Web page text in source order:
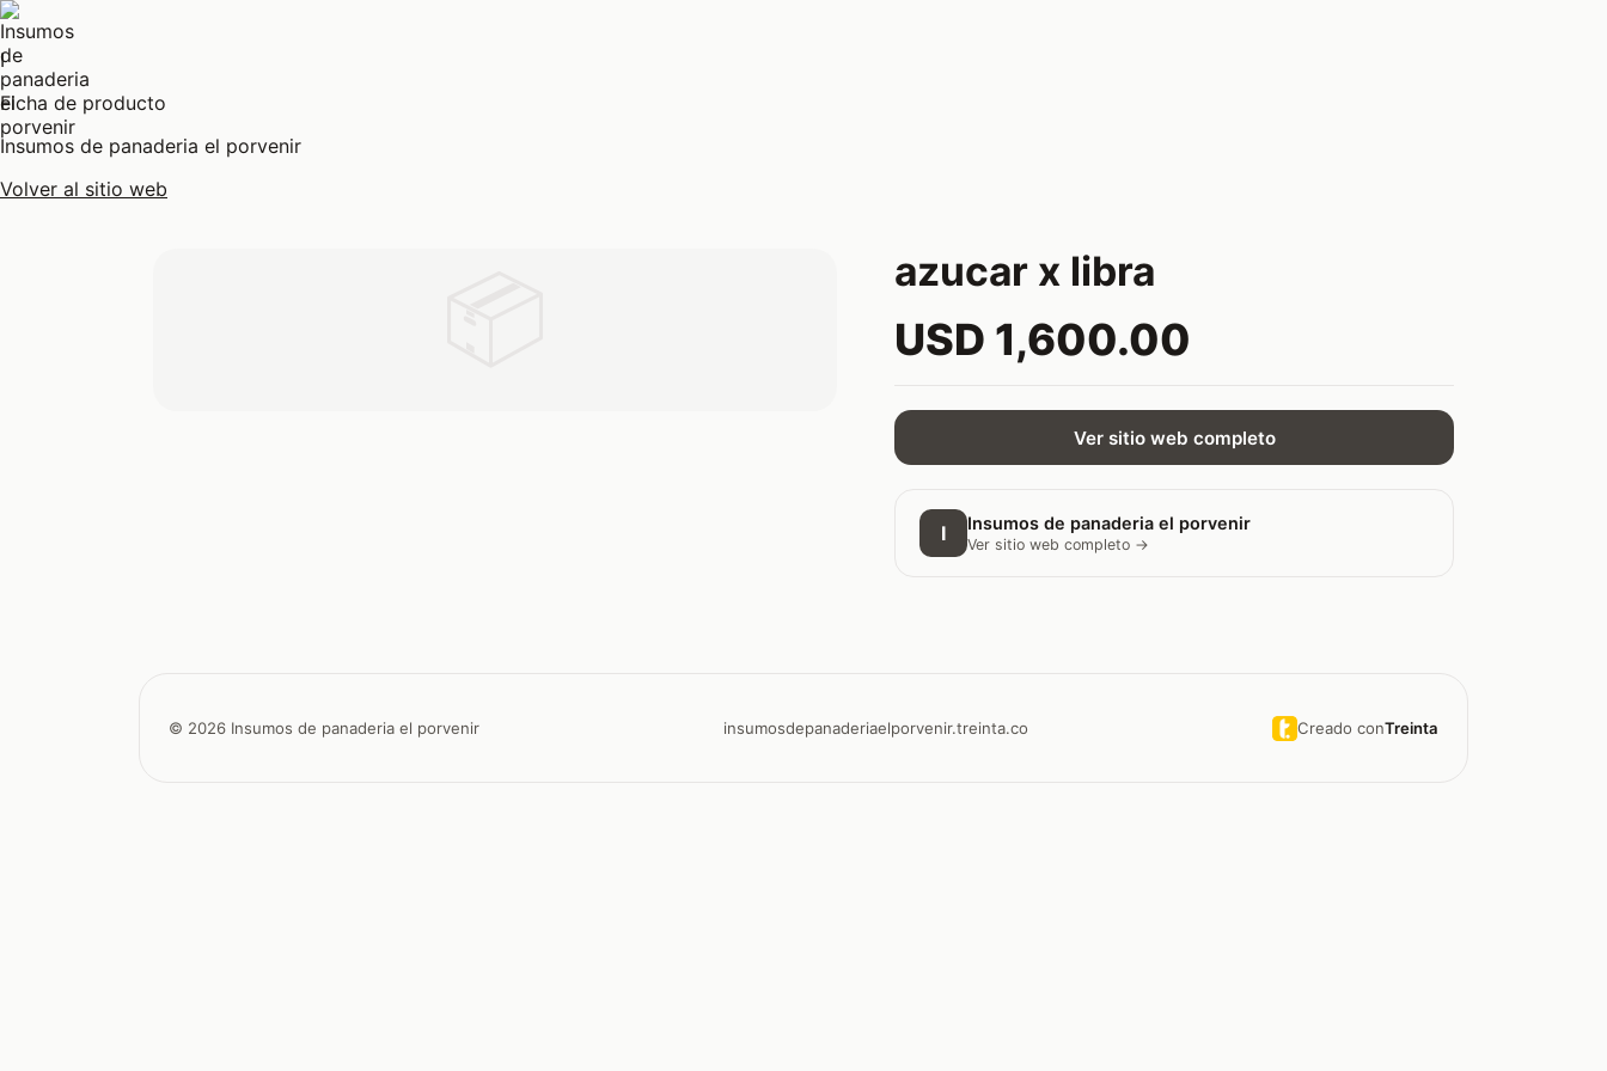
I
Ficha de producto
Insumos de panaderia el porvenir
Volver al sitio web
azucar x libra
USD 1,600.00
Ver sitio web completo
I Insumos de panaderia el porvenir
Ver sitio web completo →
© 2026 Insumos de panaderia el porvenir insumosdepanaderiaelporvenir.treinta.co Creado conTreinta